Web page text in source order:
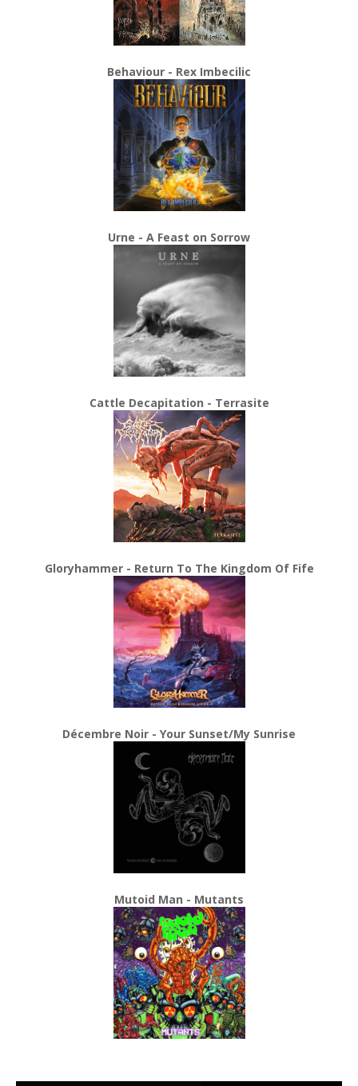
Behaviour - Rex Imbecilic
Urne - A Feast on Sorrow
Cattle Decapitation - Terrasite
Gloryhammer - Return To The Kingdom Of Fife
Décembre Noir - Your Sunset/My Sunrise
Mutoid Man - Mutants